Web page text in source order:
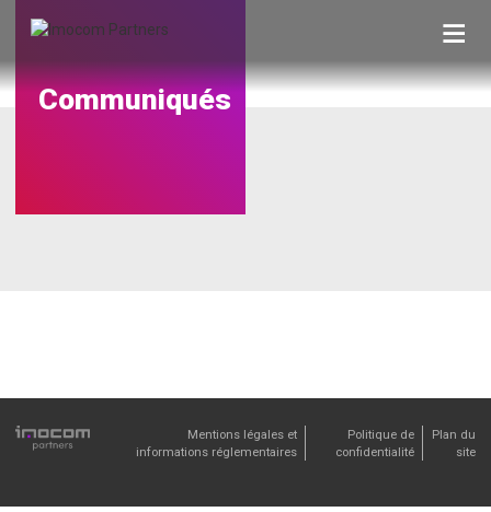
Communiqués
Mentions légales et
informations réglementaires
Politique de
confidentialité
Plan du
site